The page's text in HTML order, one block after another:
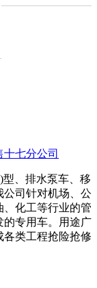
七分公司
、排水泵车、移
公司针对机场、公
、化工等行业的管
的专用车。用途广
类工程抢险抢修